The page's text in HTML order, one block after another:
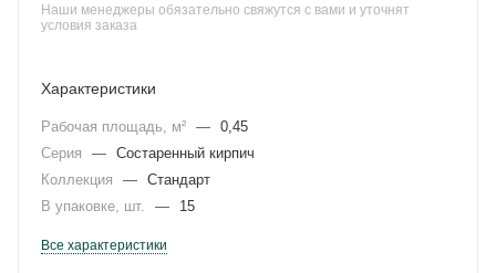
Наши менеджеры обязательно свяжутся с вами и уточнят
условия заказа
Характеристики
Рабочая площадь, м² — 0,45
Серия
— Состаренный кирпич
Коллекция
— Стандарт
В упаковке, шт.
— 15
Все характеристики